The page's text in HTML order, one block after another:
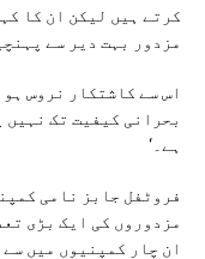
کرتے ہیں لیکن ان کا
مزدور بہت دیر سے
اس سے کاشتکار نروس
بحرانی کیفیت تک نہیں
ہے۔‘
فروٹفل جابز نامی
مزدوروں کی ایک بڑی
ان چار کمپنیوں میں